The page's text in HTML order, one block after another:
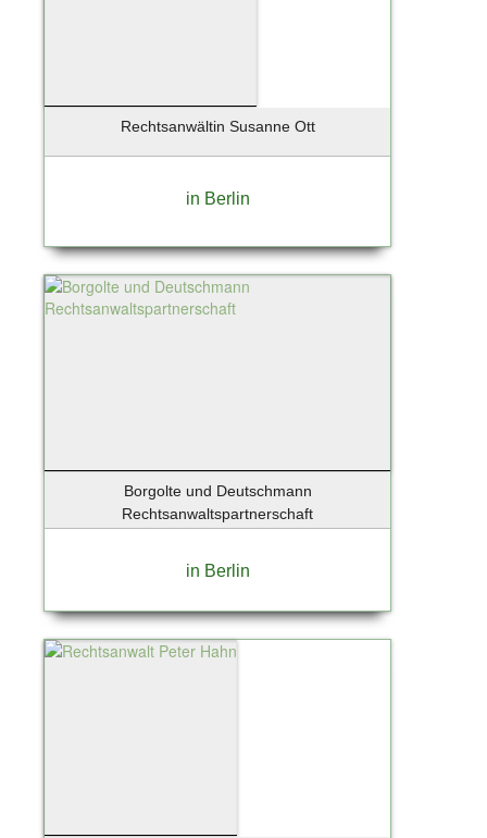
Rechtsanwältin Susanne Ott
in Berlin
Borgolte und Deutschmann
Rechtsanwaltspartnerschaft
in Berlin